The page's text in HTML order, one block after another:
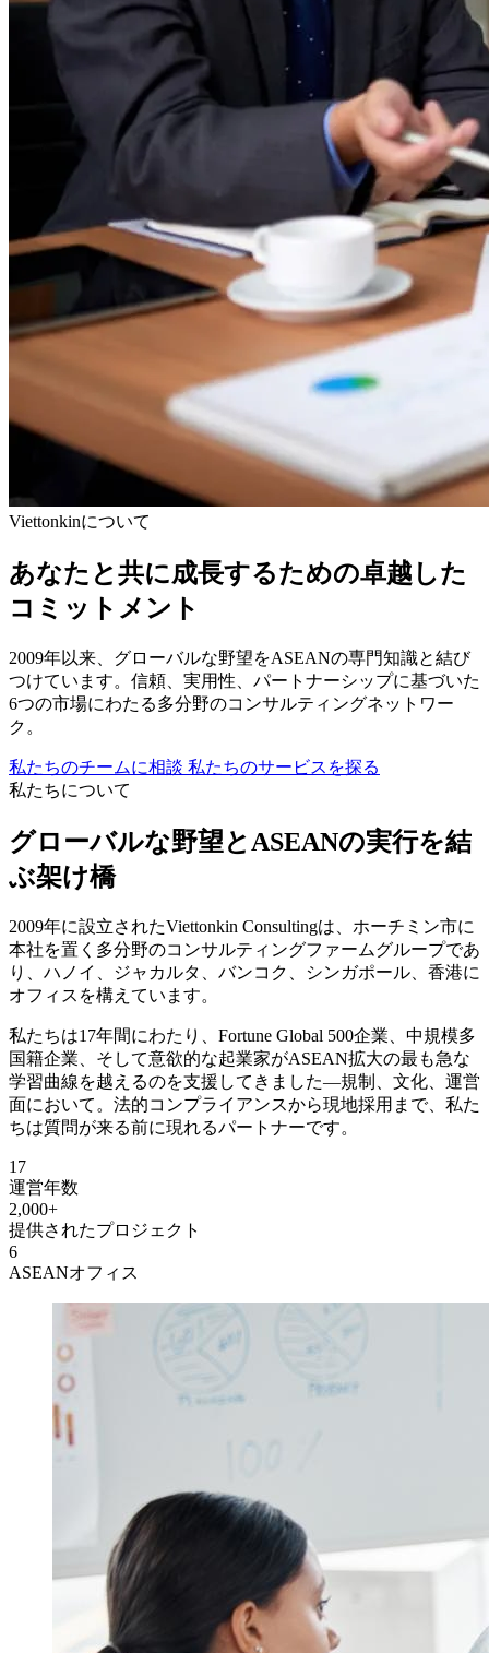
Viettonkinについて
あなたと共に成長するための卓越した
コミットメント
2009年以来、グローバルな野望をASEANの専門知識と結び
つけています。信頼、実用性、パートナーシップに基づいた
6つの市場にわたる多分野のコンサルティングネットワー
ク。
私たちのチームに相談 私たちのサービスを探る
私たちについて
グローバルな野望とASEANの実行を結
ぶ架け橋
2009年に設立されたViettonkin Consultingは、ホーチミン市に
本社を置く多分野のコンサルティングファームグループであ
り、ハノイ、ジャカルタ、バンコク、シンガポール、香港に
オフィスを構えています。
私たちは17年間にわたり、Fortune Global 500企業、中規模多
国籍企業、そして意欲的な起業家がASEAN拡大の最も急な
学習曲線を越えるのを支援してきました—規制、文化、運営
面において。法的コンプライアンスから現地採用まで、私た
ちは質問が来る前に現れるパートナーです。
17
運営年数
2,000+
提供されたプロジェクト
6
ASEANオフィス